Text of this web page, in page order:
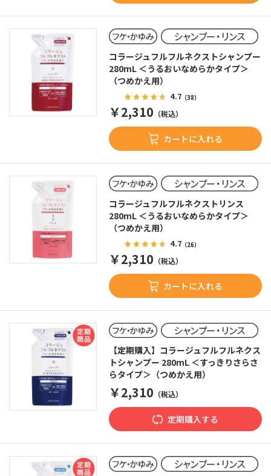
コラージュフルフルネクストシャンプー
280mL ＜うるおいなめらかタイプ＞
（つめかえ用）
4.7（38）
￥2,310 （税込）
カートに入れる
コラージュフルフルネクストリンス
280mL ＜うるおいなめらかタイプ＞
（つめかえ用）
4.7（26）
￥2,310 （税込）
カートに入れる
【定期購入】コラージュフルフルネクス
トシャンプー 280mL ＜すっきりさらさ
らタイプ＞（つめかえ用）
￥2,310 （税込）
定期購入する